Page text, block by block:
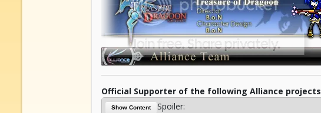
Official Supporter of the following Alliance projects
Show Content Spoiler: